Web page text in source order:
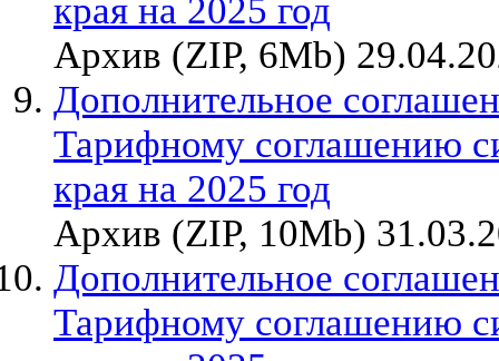
края на 2025 год
Архив (ZIP, 6Mb)
Дополнительное
Тарифному соглашению
края на 2025 год
Архив (ZIP, 10Mb)
Дополнительное
Тарифному соглашению